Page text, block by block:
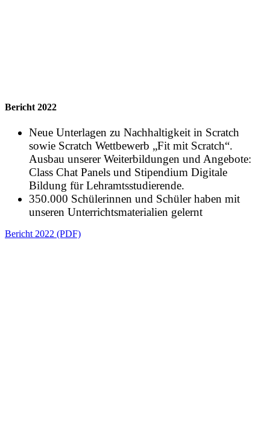
Bericht 2022
Neue Unterlagen zu Nachhaltigkeit in Scratch
sowie Scratch Wettbewerb „Fit mit Scratch“.
Ausbau unserer Weiterbildungen und Angebote:
Class Chat Panels und Stipendium Digitale
Bildung für Lehramtsstudierende.
350.000 Schülerinnen und Schüler haben mit
unseren Unterrichtsmaterialien gelernt
Bericht 2022 (PDF)